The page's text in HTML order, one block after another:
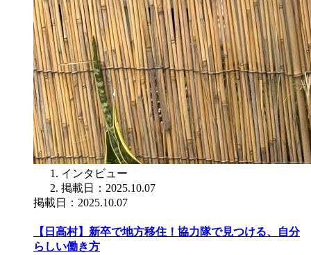
インタビュー
掲載日：2025.10.07
掲載日：2025.10.07
【日高村】新卒で地方移住！協力隊で見つける、自分
らしい働き方